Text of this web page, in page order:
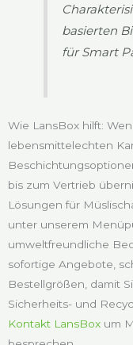
basierten
für Smart
Wie LansBox hilft:
lebensmittelechten
bis zum Vertrieb
Lösungen für
unter unserem
umweltfreundliche
sofortige Angebote,
Bestellgrößen, damit
Sicherheits- und
Kontakt LansBox um